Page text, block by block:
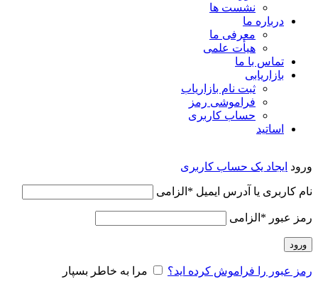
نشست ها
درباره ما
معرفی ما
هیأت علمی
تماس با ما
بازاریابی
ثبت نام بازاریاب
فراموشی رمز
حساب کاربری
اساتید
ورود ایجاد یک حساب کاربری
نام کاربری یا آدرس ایمیل * الزامی
رمز عبور * الزامی
ورود
رمز عبور را فراموش کرده اید؟ مرا به خاطر بسپار